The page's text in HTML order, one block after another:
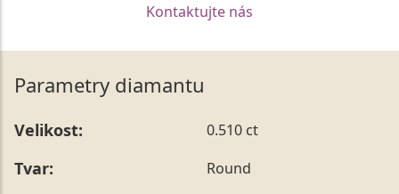
Kontaktujte nás
Parametry diamantu
Velikost: 0.510 ct
Tvar: Round